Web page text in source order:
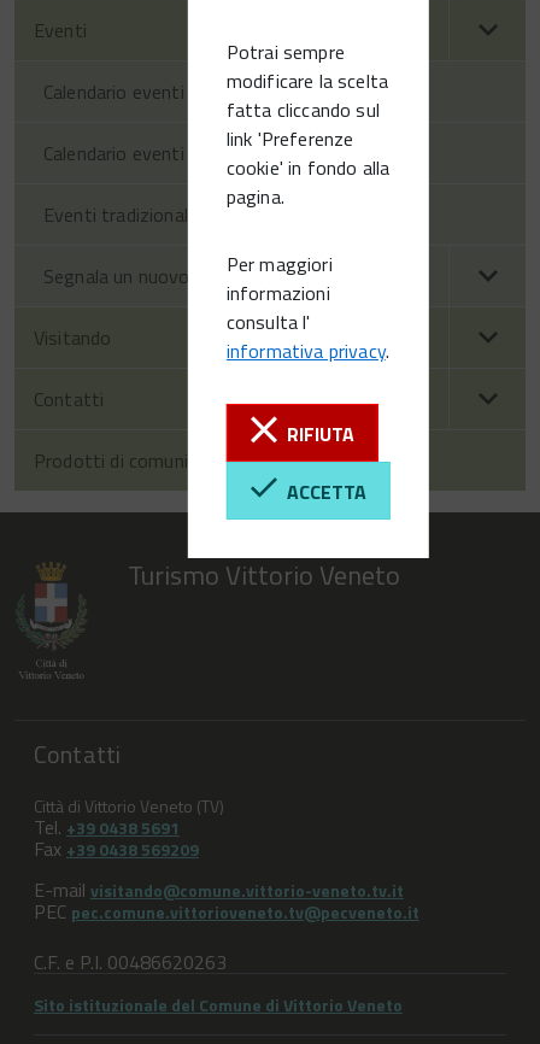
Potrai sempre
modificare la scelta
fatta cliccando sul
link 'Preferenze
cookie' in fondo alla
pagina.
Per maggiori
informazioni
consulta l'
informativa privacy.
RIFIUTA
ACCETTA
Eventi
Calendario eventi territorio
Calendario eventi Vittorio Veneto
Eventi tradizionali
Segnala un nuovo evento
Visitando
Contatti
Prodotti di comunicazione
Turismo Vittorio Veneto
Contatti
Città di Vittorio Veneto (TV)
Tel. +39 0438 5691
Fax +39 0438 569209
E-mail visitando@comune.vittorio-veneto.tv.it
PEC pec.comune.vittorioveneto.tv@pecveneto.it
C.F. e P.I. 00486620263
Sito istituzionale del Comune di Vittorio Veneto